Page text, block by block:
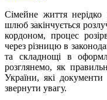
Сімейне життя нерідко
шлюб закінчується
кордоном, процес
через різницю в
та складнощі в
розглянемо, як
України, які
звернути увагу.